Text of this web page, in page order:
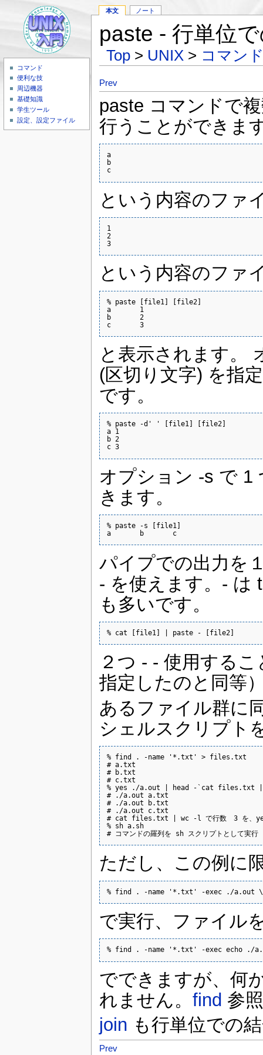
コマンド
便利な技
周辺機器
基礎知識
学生ツール
設定、設定ファイル
本文 ノート
paste - 行単位
Top > UNIX > コマン
Prev
paste コマンドで
行うことができま
a
b
c
という内容のファ
1
2
3
という内容のファ
% paste [file1] [file2]
a       1
b       2
c       3
と表示されます。
(区切り文字) を指
です。
% paste -d' ' [file1] [file2]
a 1
b 2
c 3
オプション -s で 1
きます。
% paste -s [file1]
a       b       c
パイプでの出力を
- を使えます。- は
も多いです。
% cat [file1] | paste - [file2]
２つ - - 使用する
指定したのと同等
あるファイル群に
シェルスクリプト
% find . -name '*.txt' > files.txt
# a.txt
# b.txt
# c.txt
% yes ./a.out | head -`cat
# ./a.out a.txt
# ./a.out b.txt
# ./a.out c.txt
# cat files.txt | wc -l で行数　3 を、
% sh a.sh
# コマンドの羅列を sh スクリプトとして実行
ただし、この例に
% find . -name '*.txt' -exec ./
で実行、ファイル
% find . -name '*.txt' -exec echo ./
でできますが、何
れません。 find 参
join も行単位での
Prev